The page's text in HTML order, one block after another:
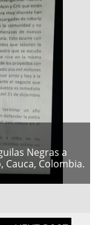
Negras a
Cauca, Colombia.